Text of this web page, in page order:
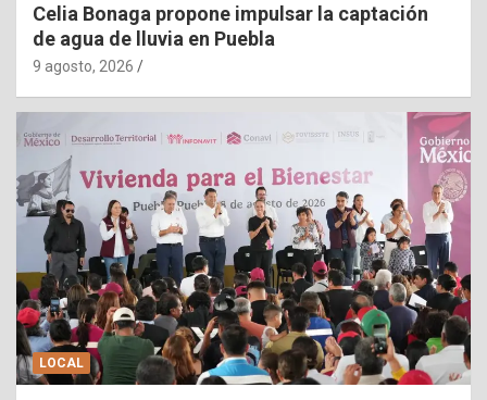
Celia Bonaga propone impulsar la captación
de agua de lluvia en Puebla
9 agosto, 2026
LOCAL